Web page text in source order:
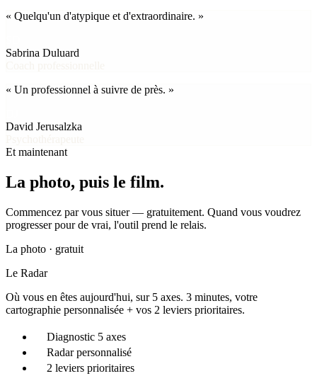
« Quelqu'un d'atypique et d'extraordinaire. »
Sabrina Duluard
« Un professionnel à suivre de près. »
David Jerusalzka
Et maintenant
La photo, puis le film.
Commencez par vous situer — gratuitement. Quand vous voudrez
progresser pour de vrai, l'outil prend le relais.
La photo · gratuit
Le Radar
Où vous en êtes aujourd'hui, sur 5 axes. 3 minutes, votre
cartographie personnalisée + vos 2 leviers prioritaires.
Diagnostic 5 axes
Radar personnalisé
2 leviers prioritaires